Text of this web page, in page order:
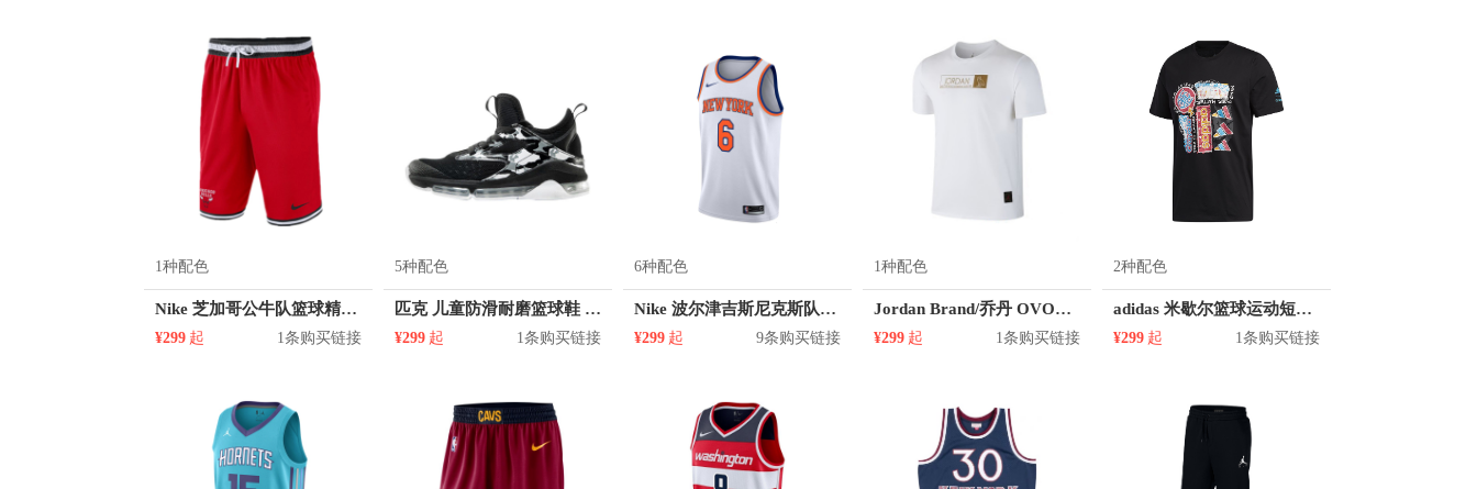
1种配色
Nike 芝加哥公牛队篮球精英运动短裤 AV0130
¥299 起 1条购买链接
5种配色
匹克 儿童防滑耐磨篮球鞋 DA820030
¥299 起 1条购买链接
6种配色
Nike 波尔津吉斯尼克斯队6号球衣无袖圆领套头篮球服
¥299 起 9条购买链接
1种配色
Jordan Brand/乔丹 OVO联名圆领短袖T恤 872835
¥299 起 1条购买链接
2种配色
adidas 米歇尔篮球运动短袖T恤 男女同款 GN3681
¥299 起 1条购买链接